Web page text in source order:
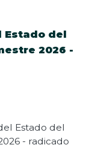
Estado del
2026 -
Estado del
- radicado